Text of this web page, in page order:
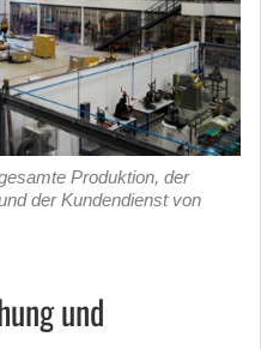
Produktion, der
der Kundendienst von
und